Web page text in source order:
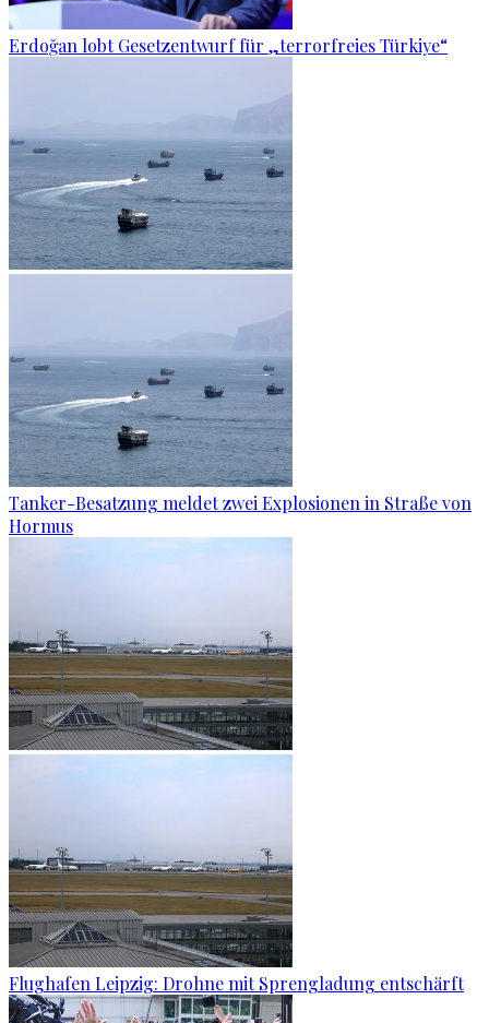
Erdoğan lobt Gesetzentwurf für „terrorfreies Türkiye“
Tanker-Besatzung meldet zwei Explosionen in Straße von
Hormus
Flughafen Leipzig: Drohne mit Sprengladung entschärft